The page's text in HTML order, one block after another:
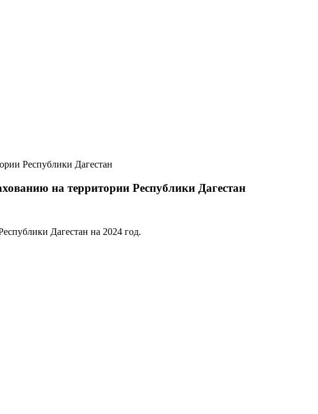
Республики Дагестан
на территории Республики Дагестан
Дагестан на 2024 год.